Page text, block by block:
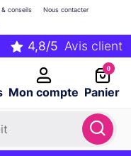
Mon compte
conseils
Nous contacter
0
Panier